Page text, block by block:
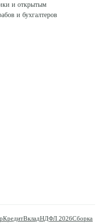
и открытым
и бухгалтеров
КредитВкладНДФЛ 2026Сборка